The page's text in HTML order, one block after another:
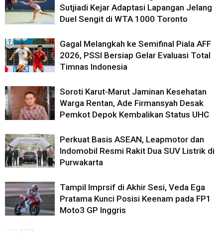
Sutjiadi Kejar Adaptasi Lapangan Jelang
Duel Sengit di WTA 1000 Toronto
Gagal Melangkah ke Semifinal Piala AFF
2026, PSSI Bersiap Gelar Evaluasi Total
Timnas Indonesia
Soroti Karut-Marut Jaminan Kesehatan
Warga Rentan, Ade Firmansyah Desak
Pemkot Depok Kembalikan Status UHC
Perkuat Basis ASEAN, Leapmotor dan
Indomobil Resmi Rakit Dua SUV Listrik di
Purwakarta
Tampil Imprsif di Akhir Sesi, Veda Ega
Pratama Kunci Posisi Keenam pada FP1
Moto3 GP Inggris